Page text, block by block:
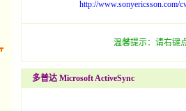
http://www.sonyericsson.com/
温馨提示：请右键
多普达 Microsoft ActiveSync